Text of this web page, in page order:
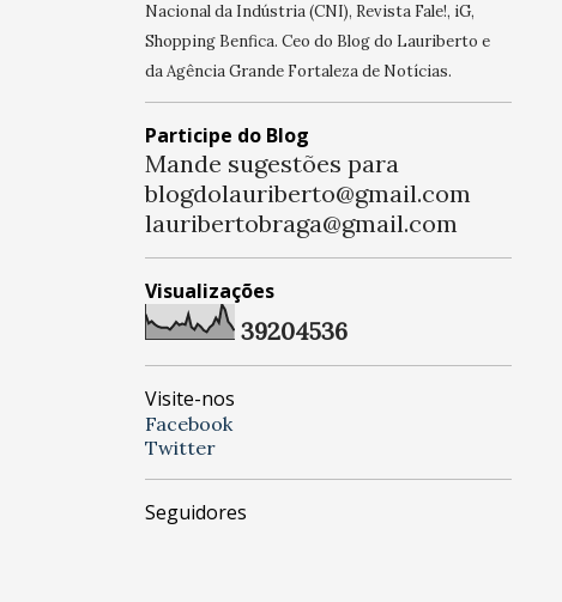
Nacional da Indústria (CNI), Revista Fale!, iG,
Shopping Benfica. Ceo do Blog do Lauriberto e
da Agência Grande Fortaleza de Notícias.
Participe do Blog
Mande sugestões para
blogdolauriberto@gmail.com
lauribertobraga@gmail.com
Visualizações
39204536
Visite-nos
Facebook
Twitter
Seguidores